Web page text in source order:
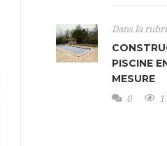
Dans la
PISCINE
MESURE
0